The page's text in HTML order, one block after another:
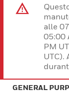
alle
05:00
PM
UTC).
GENERAL